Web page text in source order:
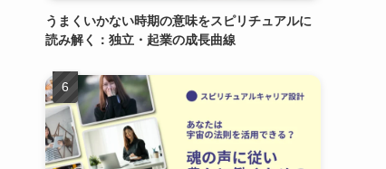
うまくいかない時期の意味をスピリチュアルに
読み解く：独立・起業の成長曲線